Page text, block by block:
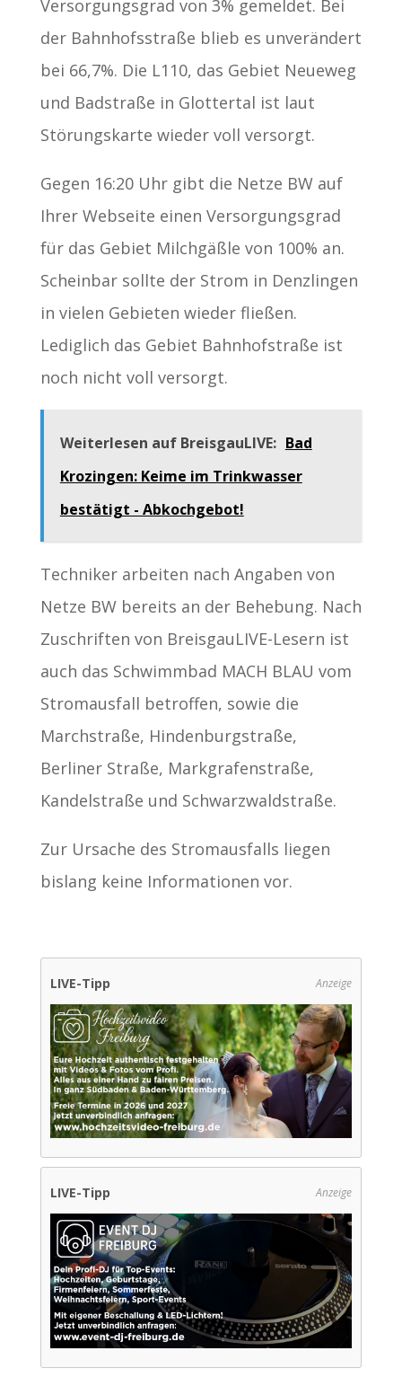
Versorgungsgrad von 3% gemeldet. Bei
der Bahnhofsstraße blieb es unverändert
bei 66,7%. Die L110, das Gebiet Neueweg
und Badstraße in Glottertal ist laut
Störungskarte wieder voll versorgt.
Gegen 16:20 Uhr gibt die Netze BW auf
Ihrer Webseite einen Versorgungsgrad
für das Gebiet Milchgäßle von 100% an.
Scheinbar sollte der Strom in Denzlingen
in vielen Gebieten wieder fließen.
Lediglich das Gebiet Bahnhofstraße ist
noch nicht voll versorgt.
Weiterlesen auf BreisgauLIVE: Bad
Krozingen: Keime im Trinkwasser
bestätigt - Abkochgebot!
Techniker arbeiten nach Angaben von
Netze BW bereits an der Behebung. Nach
Zuschriften von BreisgauLIVE-Lesern ist
auch das Schwimmbad MACH BLAU vom
Stromausfall betroffen, sowie die
Marchstraße, Hindenburgstraße,
Berliner Straße, Markgrafenstraße,
Kandelstraße und Schwarzwaldstraße.
Zur Ursache des Stromausfalls liegen
bislang keine Informationen vor.
LIVE-Tipp Anzeige
LIVE-Tipp Anzeige